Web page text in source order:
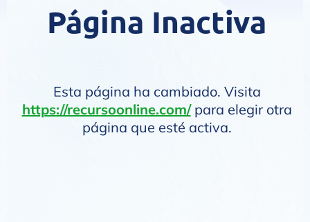
Página Inactiva
Esta página ha cambiado. Visita
https://recursoonline.com/ para elegir otra
página que esté activa.